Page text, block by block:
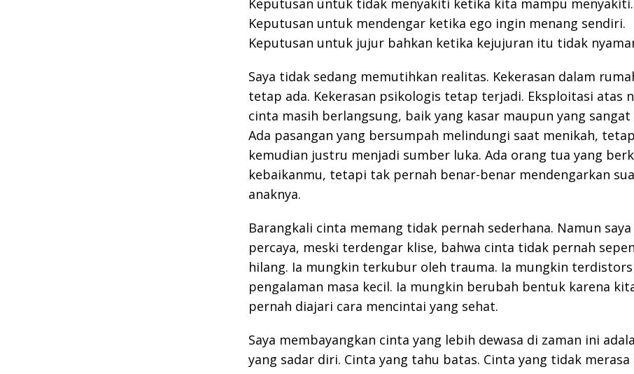
Keputusan untuk mendengar ketika ego ingin menang sendiri.
Keputusan untuk jujur bahkan ketika kejujuran itu tidak
Saya tidak sedang memutihkan realitas. Kekerasan dalam
tetap ada. Kekerasan psikologis tetap terjadi. Eksploitasi atas
cinta masih berlangsung, baik yang kasar maupun yang sangat
Ada pasangan yang bersumpah melindungi saat menikah,
kemudian justru menjadi sumber luka. Ada orang tua yang
kebaikanmu, tetapi tak pernah benar-benar mendengarkan
anaknya.
Barangkali cinta memang tidak pernah sederhana. Namun
percaya, meski terdengar klise, bahwa cinta tidak pernah
hilang. Ia mungkin terkubur oleh trauma. Ia mungkin
pengalaman masa kecil. Ia mungkin berubah bentuk karena
pernah diajari cara mencintai yang sehat.
Saya membayangkan cinta yang lebih dewasa di zaman ini
yang sadar diri. Cinta yang tahu batas. Cinta yang tidak